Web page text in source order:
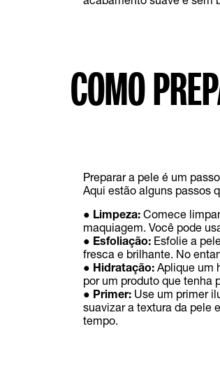
COMO
Preparar a pele é um
Aqui estão alguns passos
● Limpeza: Comece
maquiagem. Você pode
● Esfoliação: Esfolie a
fresca e brilhante. No
● Hidratação: Aplique um
por um produto que tenha
● Primer: Use um primer
suavizar a textura da pele
tempo.